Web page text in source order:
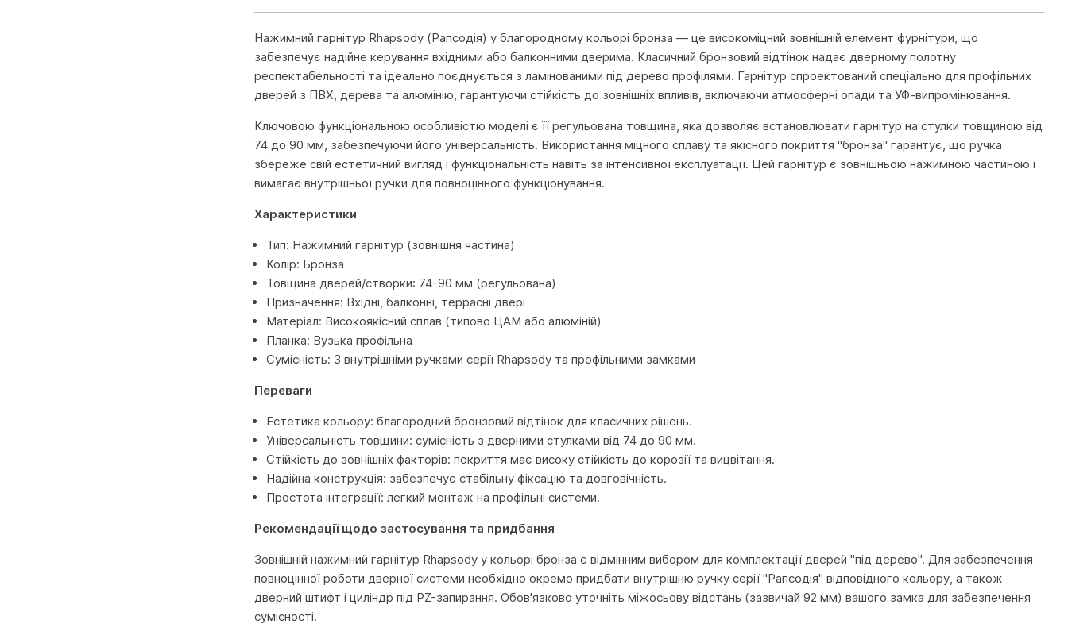
Нажимний гарнітур Rhapsody (Рапсодія) у благородному кольорі бронза — це високоміцний зовнішній елемент фурнітури, що
забезпечує надійне керування вхідними або балконними дверима. Класичний бронзовий відтінок надає дверному полотну
респектабельності та ідеально поєднується з ламінованими під дерево профілями. Гарнітур спроектований спеціально для профільних
дверей з ПВХ, дерева та алюмінію, гарантуючи стійкість до зовнішніх впливів, включаючи атмосферні опади та УФ-випромінювання.
Ключовою функціональною особливістю моделі є її регульована товщина, яка дозволяє встановлювати гарнітур на стулки товщиною від
74 до 90 мм, забезпечуючи його універсальність. Використання міцного сплаву та якісного покриття "бронза" гарантує, що ручка
збереже свій естетичний вигляд і функціональність навіть за інтенсивної експлуатації. Цей гарнітур є зовнішньою нажимною частиною і
вимагає внутрішньої ручки для повноцінного функціонування.
Характеристики
Тип: Нажимний гарнітур (зовнішня частина)
Колір: Бронза
Товщина дверей/створки: 74-90 мм (регульована)
Призначення: Вхідні, балконні, террасні двері
Матеріал: Високоякісний сплав (типово ЦАМ або алюміній)
Планка: Вузька профільна
Сумісність: З внутрішніми ручками серії Rhapsody та профільними замками
Переваги
Естетика кольору: благородний бронзовий відтінок для класичних рішень.
Універсальність товщини: сумісність з дверними стулками від 74 до 90 мм.
Стійкість до зовнішніх факторів: покриття має високу стійкість до корозії та вицвітання.
Надійна конструкція: забезпечує стабільну фіксацію та довговічність.
Простота інтеграції: легкий монтаж на профільні системи.
Рекомендації щодо застосування та придбання
Зовнішній нажимний гарнітур Rhapsody у кольорі бронза є відмінним вибором для комплектації дверей "під дерево". Для забезпечення
повноцінної роботи дверної системи необхідно окремо придбати внутрішню ручку серії "Рапсодія" відповідного кольору, а також
дверний штифт і циліндр під PZ-запирання. Обов'язково уточніть міжосьову відстань (зазвичай 92 мм) вашого замка для забезпечення
сумісності.